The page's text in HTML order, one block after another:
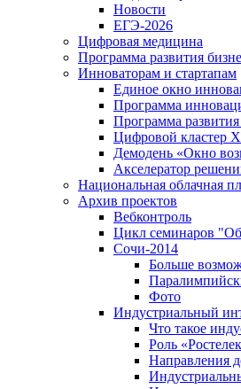
Новости
ЕГЭ-2026
Цифровая медицина
Программа развития
Инноваторам и стартапам
Единое окно
Программа
Программа развития
Цифровой кластер
Демодень «Окно
Акселератор
Национальная облачная
Архив проектов
Вебконтроль
Цикл семинаров
Сочи-2014
Больше
Фото
Индустриальный
Что такое
Роль
Направления